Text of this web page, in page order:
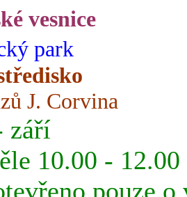
vesnice
park
J. Corvina
září
10.00 -
pouze o